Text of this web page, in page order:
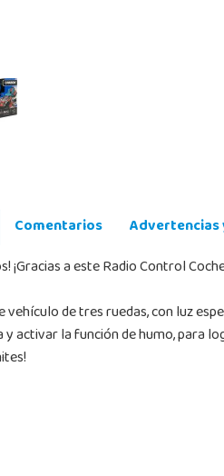
Comentarios
¡Gracias a este Radio Control
de tres ruedas, con luz
activar la función de humo, para